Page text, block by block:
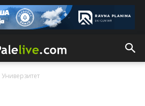
Унивeрзитeт